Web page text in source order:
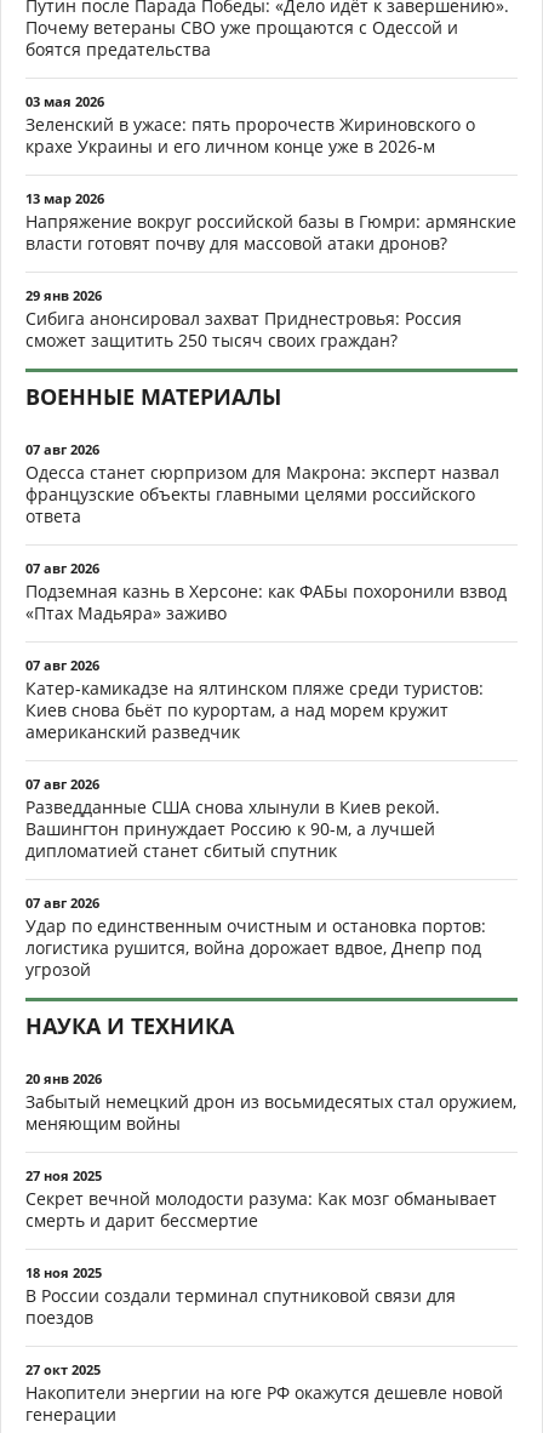
Путин после Парада Победы: «Дело идёт к завершению».
Почему ветераны СВО уже прощаются с Одессой и
боятся предательства
03 мая 2026
Зеленский в ужасе: пять пророчеств Жириновского о
крахе Украины и его личном конце уже в 2026-м
13 мар 2026
Напряжение вокруг российской базы в Гюмри: армянские
власти готовят почву для массовой атаки дронов?
29 янв 2026
Сибига анонсировал захват Приднестровья: Россия
сможет защитить 250 тысяч своих граждан?
ВОЕННЫЕ МАТЕРИАЛЫ
07 авг 2026
Одесса станет сюрпризом для Макрона: эксперт назвал
французские объекты главными целями российского
ответа
07 авг 2026
Подземная казнь в Херсоне: как ФАБы похоронили взвод
«Птах Мадьяра» заживо
07 авг 2026
Катер-камикадзе на ялтинском пляже среди туристов:
Киев снова бьёт по курортам, а над морем кружит
американский разведчик
07 авг 2026
Разведданные США снова хлынули в Киев рекой.
Вашингтон принуждает Россию к 90-м, а лучшей
дипломатией станет сбитый спутник
07 авг 2026
Удар по единственным очистным и остановка портов:
логистика рушится, война дорожает вдвое, Днепр под
угрозой
НАУКА И ТЕХНИКА
20 янв 2026
Забытый немецкий дрон из восьмидесятых стал оружием,
меняющим войны
27 ноя 2025
Секрет вечной молодости разума: Как мозг обманывает
смерть и дарит бессмертие
18 ноя 2025
В России создали терминал спутниковой связи для
поездов
27 окт 2025
Накопители энергии на юге РФ окажутся дешевле новой
генерации